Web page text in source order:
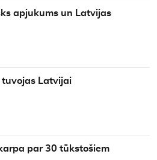
apjukums un Latvijas
tuvojas Latvijai
par 30 tūkstošiem